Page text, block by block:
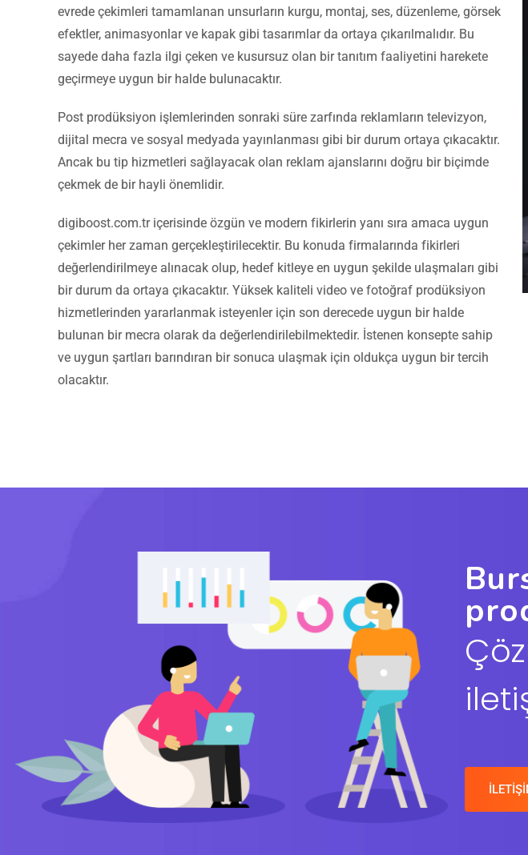
evrede çekimleri tamamlanan unsurların kurgu, montaj, ses, düzenleme, görsek
efektler, animasyonlar ve kapak gibi tasarımlar da ortaya çıkarılmalıdır. Bu
sayede daha fazla ilgi çeken ve kusursuz olan bir tanıtım faaliyetini harekete
geçirmeye uygun bir halde bulunacaktır.
Post prodüksiyon işlemlerinden sonraki süre zarfında reklamların televizyon,
dijital mecra ve sosyal medyada yayınlanması gibi bir durum ortaya çıkacaktır.
Ancak bu tip hizmetleri sağlayacak olan reklam ajanslarını doğru bir biçimde
çekmek de bir hayli önemlidir.
digiboost.com.tr içerisinde özgün ve modern fikirlerin yanı sıra amaca uygun
çekimler her zaman gerçekleştirilecektir. Bu konuda firmalarında fikirleri
değerlendirilmeye alınacak olup, hedef kitleye en uygun şekilde ulaşmaları gibi
bir durum da ortaya çıkacaktır. Yüksek kaliteli video ve fotoğraf prodüksiyon
hizmetlerinden yararlanmak isteyenler için son derecede uygun bir halde
bulunan bir mecra olarak da değerlendirilebilmektedir. İstenen konsepte sahip
ve uygun şartları barındıran bir sonuca ulaşmak için oldukça uygun bir tercih
olacaktır.